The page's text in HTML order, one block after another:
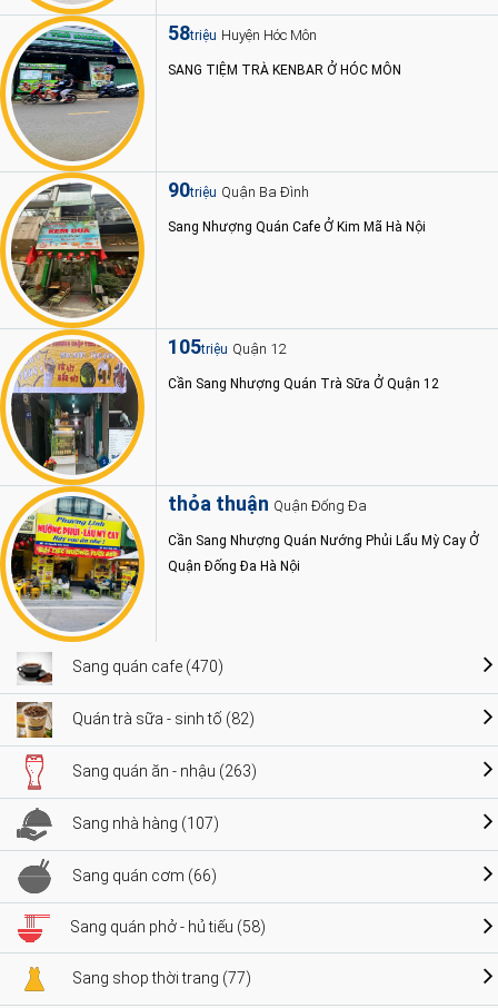
58triệu Huyện Hóc Môn
SANG TIỆM TRÀ KENBAR Ở HÓC MÔN
90triệu Quận Ba Đình
Sang Nhượng Quán Cafe Ở Kim Mã Hà Nội
105triệu Quận 12
Cần Sang Nhượng Quán Trà Sữa Ở Quận 12
thỏa thuận Quận Đống Đa
Cần Sang Nhượng Quán Nướng Phủi Lẩu Mỳ Cay Ở
Quận Đống Đa Hà Nội
Sang quán cafe (470)
Quán trà sữa - sinh tố (82)
Sang quán ăn - nhậu (263)
Sang nhà hàng (107)
Sang quán cơm (66)
Sang quán phở - hủ tiếu (58)
Sang shop thời trang (77)